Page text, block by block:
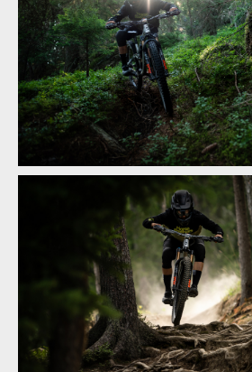
Jakub Říha za Horsefeathers: Od lišky k
Jakub Říha za Horsefeathers: Od lišky k